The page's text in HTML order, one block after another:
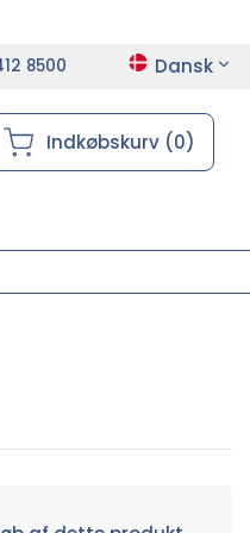
8500 Dansk
Indkøbskurv (0)